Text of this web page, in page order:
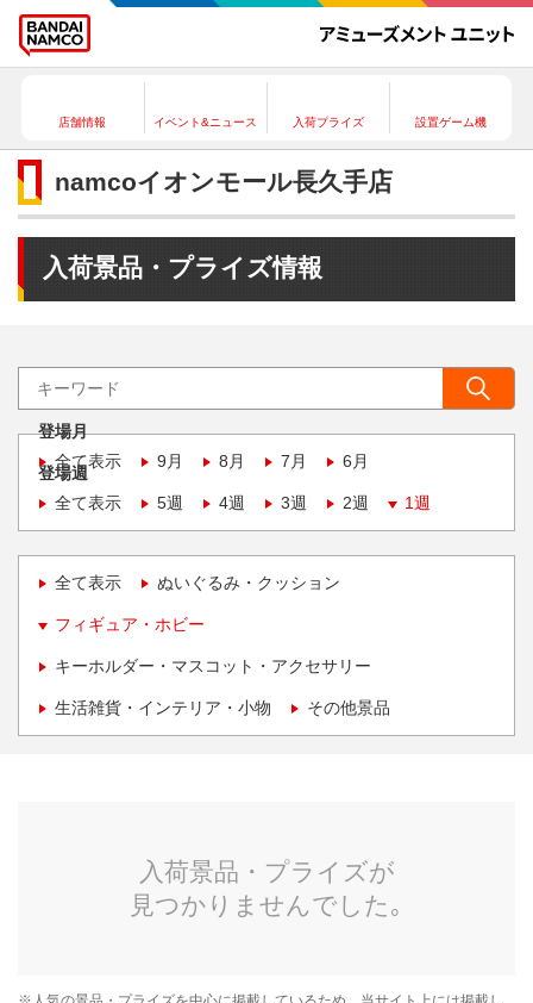
店舗情報 イベント&ニュース 入荷プライズ 設置ゲーム機
namcoイオンモール長久手店
入荷景品・プライズ情報
登場月
全て表示
9月 8月 7月 6月
登場週
全て表示
5週 4週 3週 2週 1週
全て表示 ぬいぐるみ・クッション
フィギュア・ホビー
キーホルダー・マスコット・アクセサリー
生活雑貨・インテリア・小物 その他景品